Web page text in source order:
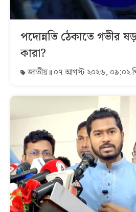
পদোন্নতি ঠেকাতে গভীর
কারা?
জাতীয় ০৭ আগস্ট ২০২৬, ০৯:০২